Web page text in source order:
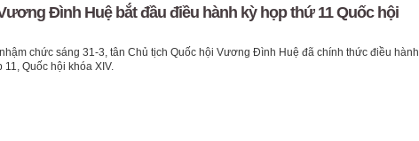
Đình Huệ bắt đầu điều hành kỳ họp thứ 11 Quốc hội
chức sáng 31-3, tân Chủ tịch Quốc hội Vương Đình Huệ đã chính thức điều hành
Quốc hội khóa XIV.